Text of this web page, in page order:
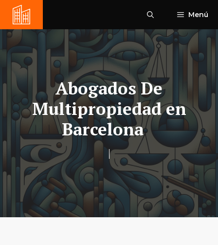
Saltar
contenido
Menú
Abogados De
Multipropiedad en
Barcelona